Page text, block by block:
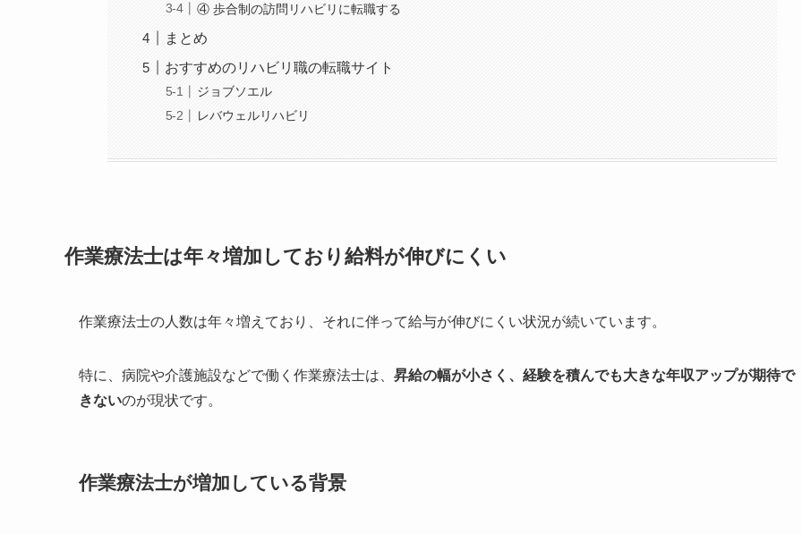
④ 歩合制の訪問リハビリに転職する
まとめ
おすすめのリハビリ職の転職サイト
ジョブソエル
レバウェルリハビリ
作業療法士は年々増加しており給料が伸びにくい
作業療法士の人数は年々増えており、それに伴って給与が伸びにくい状況が続いています。
特に、病院や介護施設などで働く作業療法士は、 昇給の幅が小さく、経験を積んでも大きな年収アップが期待で
きないのが現状です。
作業療法士が増加している背景